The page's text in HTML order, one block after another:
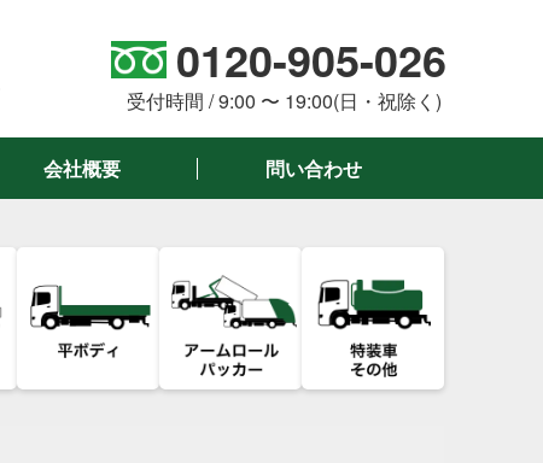
0120-905-026
受付時間 / 9:00 〜 19:00(日・祝除く)
会社概要 問い合わせ